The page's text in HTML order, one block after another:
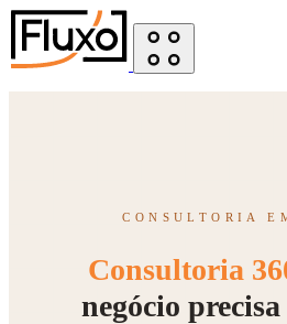
CONSULTORIA
Consultoria
negócio